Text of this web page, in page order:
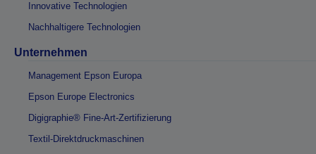
Innovative Technologien
Nachhaltigere Technologien
Unternehmen
Management Epson Europa
Epson Europe Electronics
Digigraphie® Fine-Art-Zertifizierung
Textil-Direktdruckmaschinen